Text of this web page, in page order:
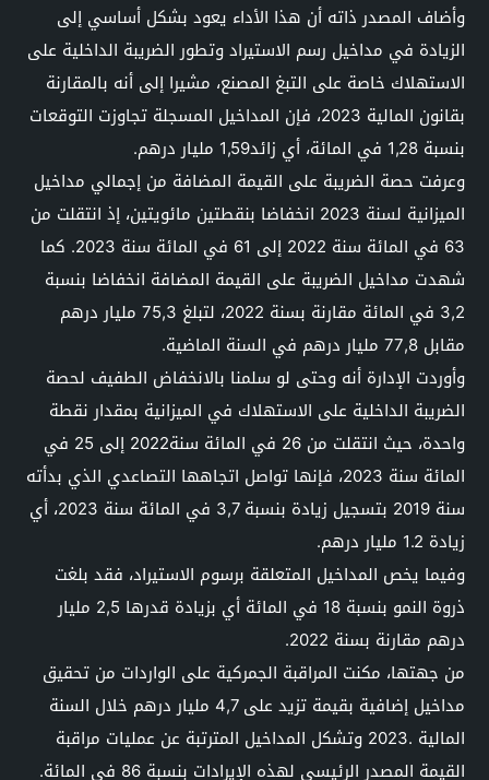
وأضاف المصدر ذاته أن هذا الأداء يعود بشكل أساسي إلى
الزيادة في مداخيل رسم الاستيراد وتطور الضريبة الداخلية على
الاستهلاك خاصة على التبغ المصنع، مشيرا إلى أنه بالمقارنة
بقانون المالية 2023، فإن المداخيل المسجلة تجاوزت التوقعات
بنسبة 1,28 في المائة، أي زائد1,59 مليار درهم.
وعرفت حصة الضريبة على القيمة المضافة من إجمالي مداخيل
الميزانية لسنة 2023 انخفاضا بنقطتين مائويتين، إذ انتقلت من
63 في المائة سنة 2022 إلى 61 في المائة سنة 2023. كما
شهدت مداخيل الضريبة على القيمة المضافة انخفاضا بنسبة
3,2 في المائة مقارنة بسنة 2022، لتبلغ 75,3 مليار درهم
مقابل 77,8 مليار درهم في السنة الماضية.
وأوردت الإدارة أنه وحتى لو سلمنا بالانخفاض الطفيف لحصة
الضريبة الداخلية على الاستهلاك في الميزانية بمقدار نقطة
واحدة، حيث انتقلت من 26 في المائة سنة2022 إلى 25 في
المائة سنة 2023، فإنها تواصل اتجاهها التصاعدي الذي بدأته
سنة 2019 بتسجيل زيادة بنسبة 3,7 في المائة سنة 2023، أي
زيادة 1.2 مليار درهم.
وفيما يخص المداخيل المتعلقة برسوم الاستيراد، فقد بلغت
ذروة النمو بنسبة 18 في المائة أي بزيادة قدرها 2,5 مليار
درهم مقارنة بسنة 2022.
من جهتها، مكنت المراقبة الجمركية على الواردات من تحقيق
مداخيل إضافية بقيمة تزيد على 4,7 مليار درهم خلال السنة
المالية .2023 وتشكل المداخيل المترتبة عن عمليات مراقبة
القيمة المصدر الرئيسي لهذه الإيرادات بنسبة 86 في المائة.